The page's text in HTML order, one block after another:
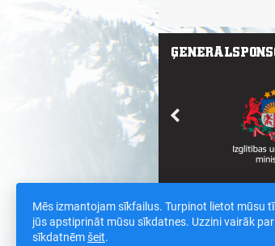
Saites / Sīkdatnes un
Mēs izmantojam sīkfailus. Turpinot lietot mūsu
jūs apstiprināt mūsu sīkdatnes. Uzzini vairāk par
sīkdatnēmšeit.